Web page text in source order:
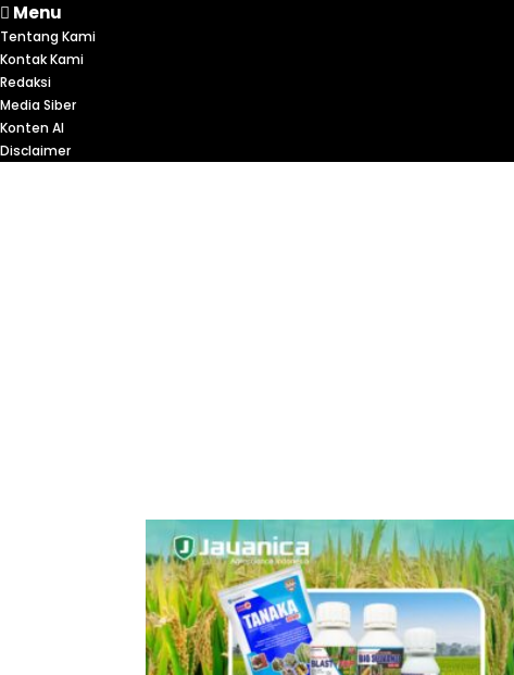
Menu
Tentang Kami
Kontak Kami
Redaksi
Media Siber
Konten AI
Disclaimer